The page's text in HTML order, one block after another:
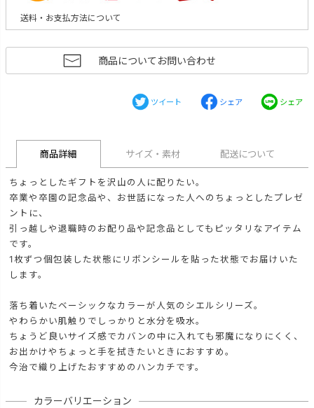
送料・お支払方法について
商品についてお問い合わせ
ツイート シェア シェア
商品詳細 サイズ・素材 配送について
ちょっとしたギフトを沢山の人に配りたい。
卒業や卒園の記念品や、お世話になった人へのちょっとしたプレゼ
ントに、
引っ越しや退職時のお配り品や記念品としてもピッタリなアイテム
です。
1枚ずつ個包装した状態にリボンシールを貼った状態でお届けいた
します。
落ち着いたベーシックなカラーが人気のシエルシリーズ。
やわらかい肌触りでしっかりと水分を吸水。
ちょうど良いサイズ感でカバンの中に入れても邪魔になりにくく、
お出かけやちょっと手を拭きたいときにおすすめ。
今治で織り上げたおすすめのハンカチです。
カラーバリエーション